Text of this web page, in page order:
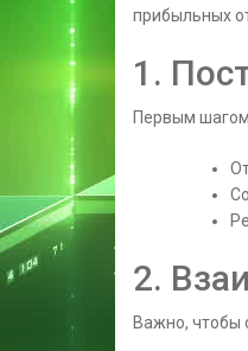
прибыльных
1.
Первым шагом
2.
Важно, чтобы